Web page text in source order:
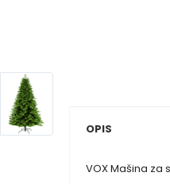
OPIS
VOX Mašina za